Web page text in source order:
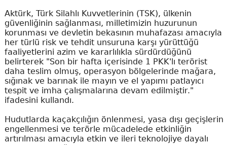
Aktürk, Türk Silahlı Kuvvetlerinin (TSK), ülkenin
güvenliğinin sağlanması, milletimizin huzurunun
korunması ve devletin bekasının muhafazası amacıyla
her türlü risk ve tehdit unsuruna karşı yürüttüğü
faaliyetlerini azim ve kararlılıkla sürdürdüğünü
belirterek "Son bir hafta içerisinde 1 PKK'lı terörist
daha teslim olmuş, operasyon bölgelerinde mağara,
sığınak ve barınak ile mayın ve el yapımı patlayıcı
tespit ve imha çalışmalarına devam edilmiştir."
ifadesini kullandı.
Hudutlarda kaçakçılığın önlenmesi, yasa dışı geçişlerin
engellenmesi ve terörle mücadelede etkinliğin
artırılması amacıyla etkin ve ileri teknolojiye dayalı